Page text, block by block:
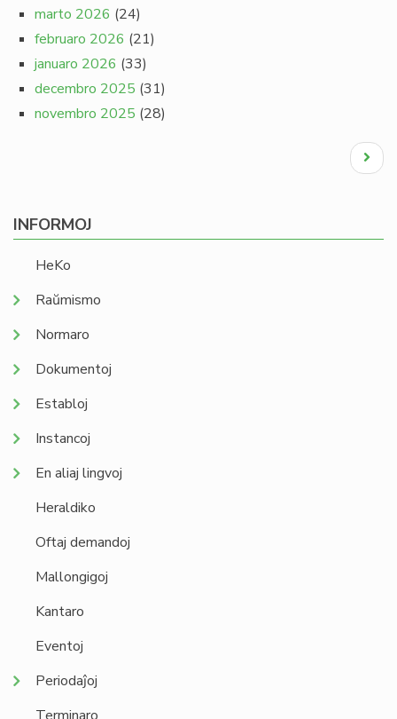
marto 2026 (24)
februaro 2026 (21)
januaro 2026 (33)
decembro 2025 (31)
novembro 2025 (28)
Next
page
INFORMOJ
HeKo
Raŭmismo
Normaro
Dokumentoj
Establoj
Instancoj
En aliaj lingvoj
Heraldiko
Oftaj demandoj
Mallongigoj
Kantaro
Eventoj
Periodaĵoj